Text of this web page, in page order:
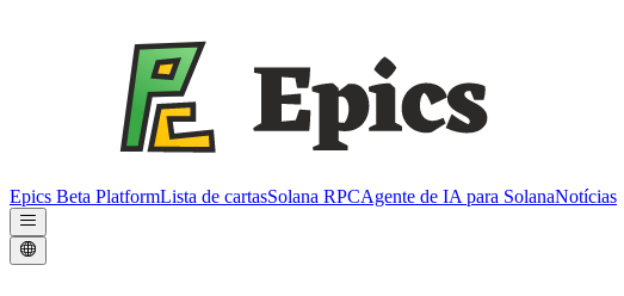
Epics Beta PlatformLista de cartasSolana RPCAgente de IA para SolanaNotícias